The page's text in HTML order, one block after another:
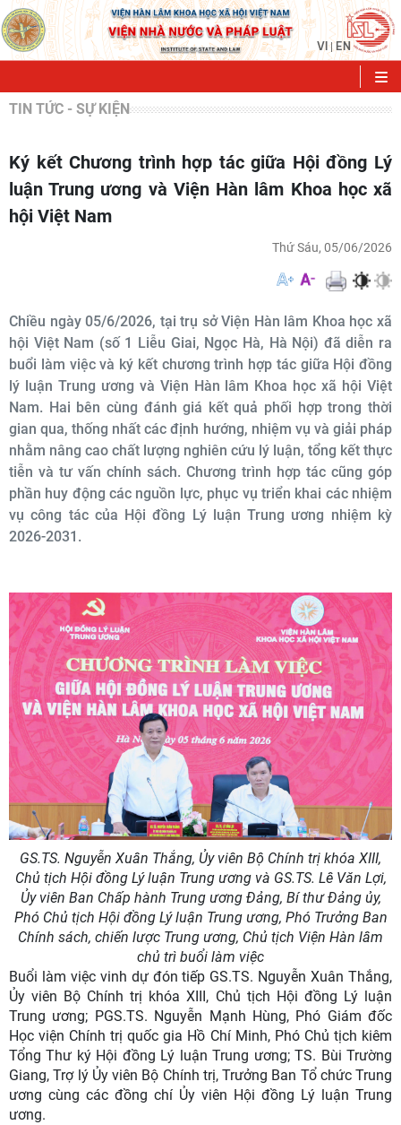
VI | EN
TIN TỨC - SỰ KIỆN
Ký kết Chương trình hợp tác giữa Hội đồng Lý
luận Trung ương và Viện Hàn lâm Khoa học xã
hội Việt Nam
Thứ Sáu, 05/06/2026
Chiều ngày 05/6/2026, tại trụ sở Viện Hàn lâm Khoa học xã
hội Việt Nam (số 1 Liễu Giai, Ngọc Hà, Hà Nội) đã diễn ra
buổi làm việc và ký kết chương trình hợp tác giữa Hội đồng
lý luận Trung ương và Viện Hàn lâm Khoa học xã hội Việt
Nam. Hai bên cùng đánh giá kết quả phối hợp trong thời
gian qua, thống nhất các định hướng, nhiệm vụ và giải pháp
nhằm nâng cao chất lượng nghiên cứu lý luận, tổng kết thực
tiễn và tư vấn chính sách. Chương trình hợp tác cũng góp
phần huy động các nguồn lực, phục vụ triển khai các nhiệm
vụ công tác của Hội đồng Lý luận Trung ương nhiệm kỳ
2026-2031.
GS.TS. Nguyễn Xuân Thắng, Ủy viên Bộ Chính trị khóa XIII,
Chủ tịch Hội đồng Lý luận Trung ương và GS.TS. Lê Văn Lợi,
Ủy viên Ban Chấp hành Trung ương Đảng, Bí thư Đảng ủy,
Phó Chủ tịch Hội đồng Lý luận Trung ương, Phó Trưởng Ban
Chính sách, chiến lược Trung ương, Chủ tịch Viện Hàn lâm
chủ trì buổi làm việc
Buổi làm việc vinh dự đón tiếp GS.TS. Nguyễn Xuân Thắng,
Ủy viên Bộ Chính trị khóa XIII, Chủ tịch Hội đồng Lý luận
Trung ương; PGS.TS. Nguyễn Mạnh Hùng, Phó Giám đốc
Học viện Chính trị quốc gia Hồ Chí Minh, Phó Chủ tịch kiêm
Tổng Thư ký Hội đồng Lý luận Trung ương; TS. Bùi Trường
Giang, Trợ lý Ủy viên Bộ Chính trị, Trưởng Ban Tổ chức Trung
ương cùng các đồng chí Ủy viên Hội đồng Lý luận Trung
ương.